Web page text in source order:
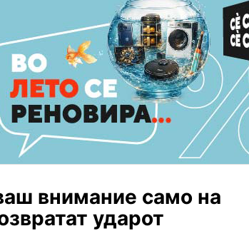
внимание само на
ударот